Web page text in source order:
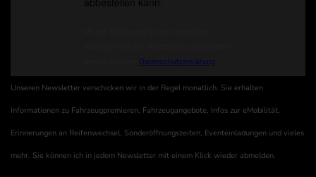
Unseren Newsletter verschicken wir in der Regel monatlich. Sie erhalten
Informationen zu Fahrzeugpremieren, Fahrzeugangebote, Infos zur eMobilität,
Erinnerungen an Reifenwechsel, Sonderöffnungszeiten, Eventeinladungen und vieles
mehr. Sie können ich in jedem Newsletter mit einem Klick wieder abmelden.